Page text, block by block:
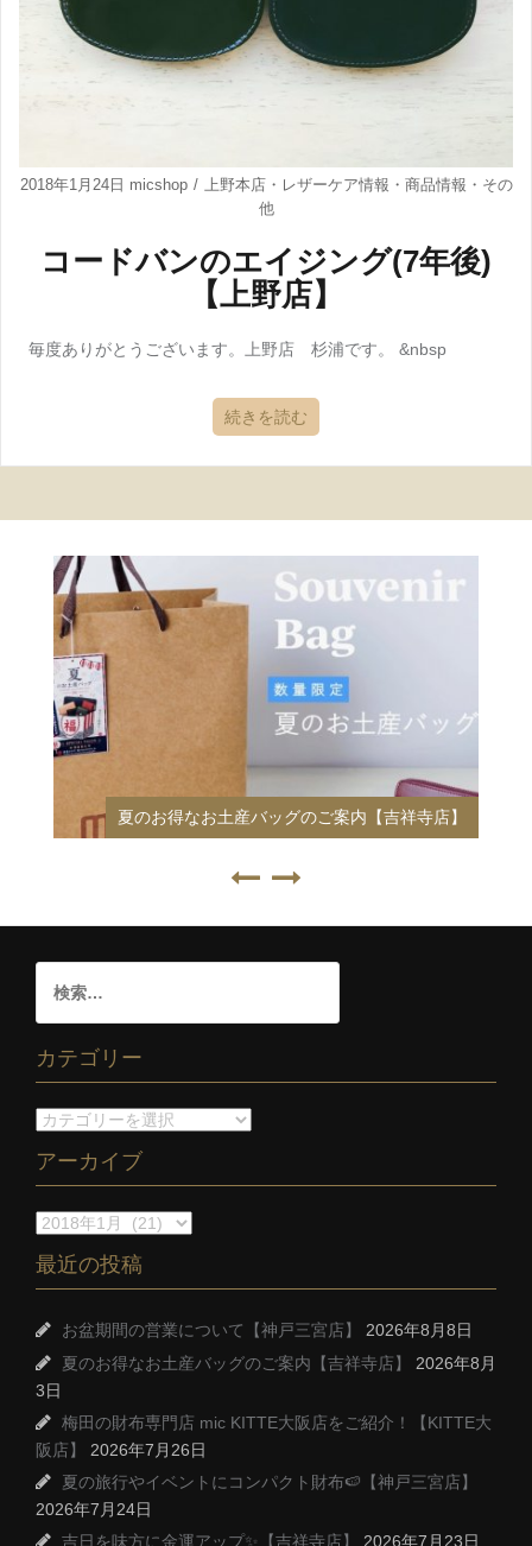
2018年1月24日 micshop 上野本店・ レザーケア情報 ・ 商品情報 ・ その
他
コードバンのエイジング(7年後)
【上野店】
毎度ありがとうございます。上野店 杉浦です。 &nbsp
続きを読む
夏のお得なお土産バッグのご案内【吉祥寺店】
カテゴリー
アーカイブ
最近の投稿
お盆期間の営業について【神戸三宮店】
2026年8月8日
夏のお得なお土産バッグのご案内【吉祥寺店】
2026年8月
3日
梅田の財布専門店 mic KITTE大阪店をご紹介！【KITTE大
阪店】
2026年7月26日
夏の旅行やイベントにコンパクト財布🍉【神戸三宮店】
2026年7月24日
吉日を味方に金運アップ✨【吉祥寺店】
2026年7月23日